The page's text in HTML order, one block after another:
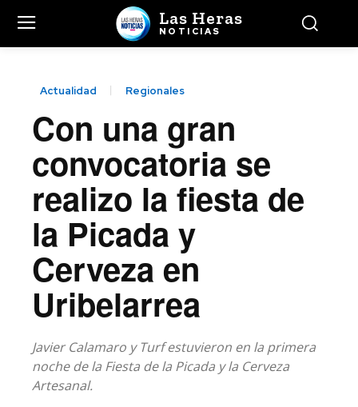
Las Heras
NOTICIAS
Actualidad Regionales
Con una gran
convocatoria se
realizo la fiesta de
la Picada y
Cerveza en
Uribelarrea
Javier Calamaro y Turf estuvieron en la primera
noche de la Fiesta de la Picada y la Cerveza
Artesanal.